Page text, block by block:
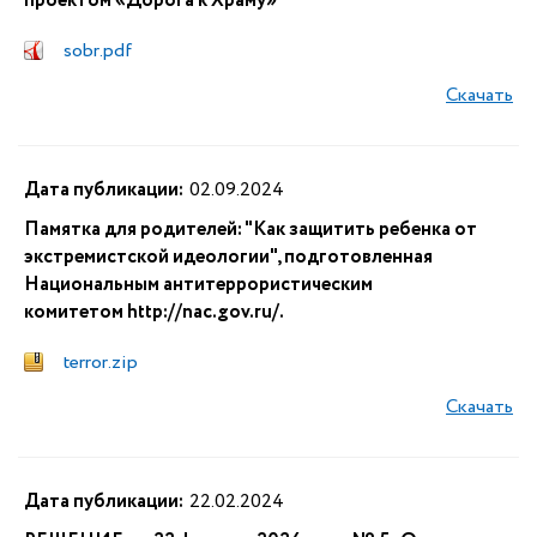
sobr.pdf
Скачать
Дата публикации: 02.09.2024
Памятка для родителей: "Как защитить ребенка от
экстремистской идеологии", подготовленная
Национальным антитеррористическим
комитетом http://nac.gov.ru/.
terror.zip
Скачать
Дата публикации: 22.02.2024